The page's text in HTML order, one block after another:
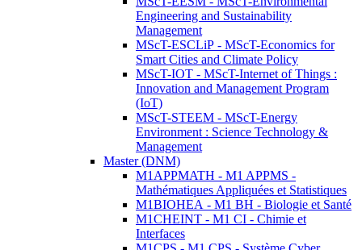
Engineering and Sustainability
Management
MScT-ESCLiP - MScT-Economics for
Smart Cities and Climate Policy
MScT-IOT - MScT-Internet of Things :
Innovation and Management Program
(IoT)
MScT-STEEM - MScT-Energy
Environment : Science Technology &
Management
Master (DNM)
M1APPMATH - M1 APPMS -
Mathématiques Appliquées et Statistiques
M1BIOHEA - M1 BH - Biologie et Santé
M1CHEINT - M1 CI - Chimie et
Interfaces